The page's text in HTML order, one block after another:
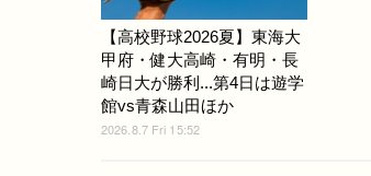
【高校野球2026夏】東海大
甲府・健大高崎・有明・長
崎日大が勝利...第4日は遊学
館vs青森山田ほか
2026.8.7 Fri 15:52